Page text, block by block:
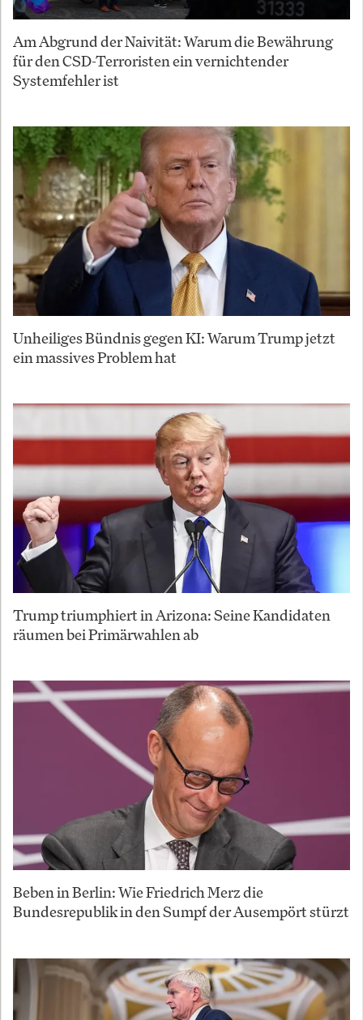
Am Abgrund der Naivität: Warum die Bewährung
für den CSD-Terroristen ein vernichtender
Systemfehler ist
Unheiliges Bündnis gegen KI: Warum Trump jetzt
ein massives Problem hat
Trump triumphiert in Arizona: Seine Kandidaten
räumen bei Primärwahlen ab
Beben in Berlin: Wie Friedrich Merz die
Bundesrepublik in den Sumpf der Ausempört stürzt